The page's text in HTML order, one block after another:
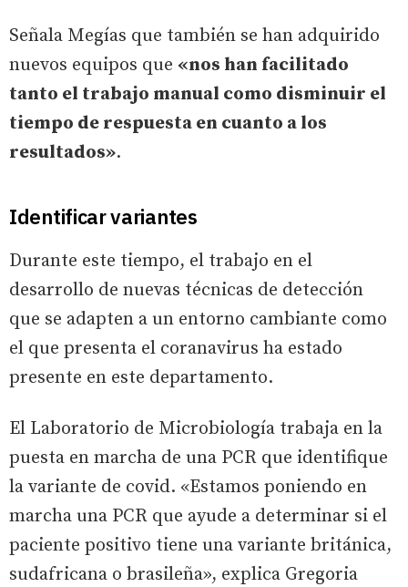
Señala Megías que también se han adquirido
nuevos equipos que «nos han facilitado
tanto el trabajo manual como disminuir el
tiempo de respuesta en cuanto a los
resultados».
Identificar variantes
Durante este tiempo, el trabajo en el
desarrollo de nuevas técnicas de detección
que se adapten a un entorno cambiante como
el que presenta el coranavirus ha estado
presente en este departamento.
El Laboratorio de Microbiología trabaja en la
puesta en marcha de una PCR que identifique
la variante de covid. «Estamos poniendo en
marcha una PCR que ayude a determinar si el
paciente positivo tiene una variante británica,
sudafricana o brasileña», explica Gregoria